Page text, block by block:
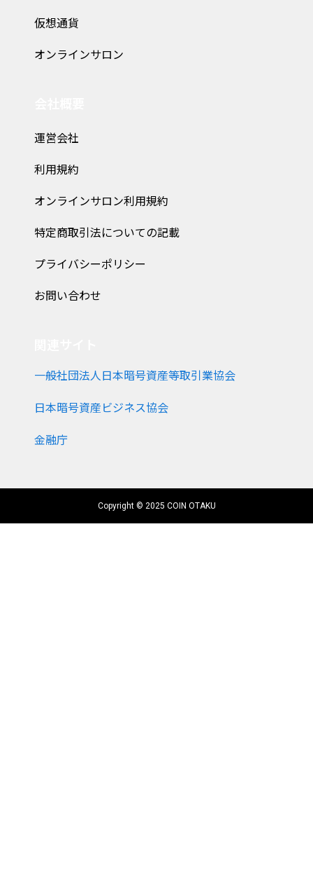
仮想通貨
オンラインサロン
運営会社
利用規約
オンラインサロン利用規約
特定商取引法についての記載
プライバシーポリシー
お問い合わせ
一般社団法人日本暗号資産等取引業協会
日本暗号資産ビジネス協会
金融庁
Copyright © 2025 COIN OTAKU